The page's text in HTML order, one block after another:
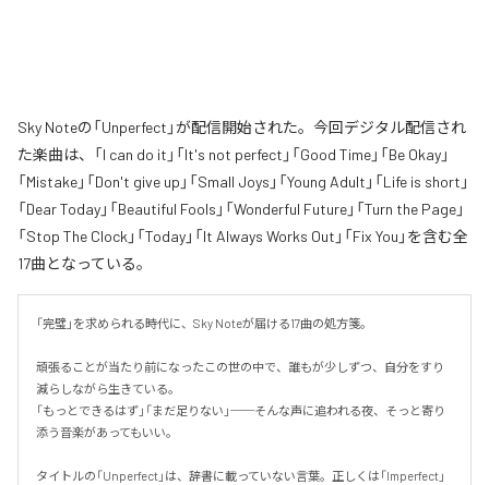
Sky Noteの「Unperfect」が配信開始された。今回デジタル配信され
た楽曲は、「I can do it」「It's not perfect」「Good Time」「Be Okay」
「Mistake」「Don't give up」「Small Joys」「Young Adult」「Life is short」
「Dear Today」「Beautiful Fools」「Wonderful Future」「Turn the Page」
「Stop The Clock」「Today」「It Always Works Out」「Fix You」を含む全
17曲となっている。
「完璧」を求められる時代に、Sky Noteが届ける17曲の処方箋。
頑張ることが当たり前になったこの世の中で、誰もが少しずつ、自分をすり
減らしながら生きている。
「もっとできるはず」「まだ足りない」──そんな声に追われる夜、そっと寄り
添う音楽があってもいい。
タイトルの「Unperfect」は、辞書に載っていない言葉。正しくは「Imperfect」